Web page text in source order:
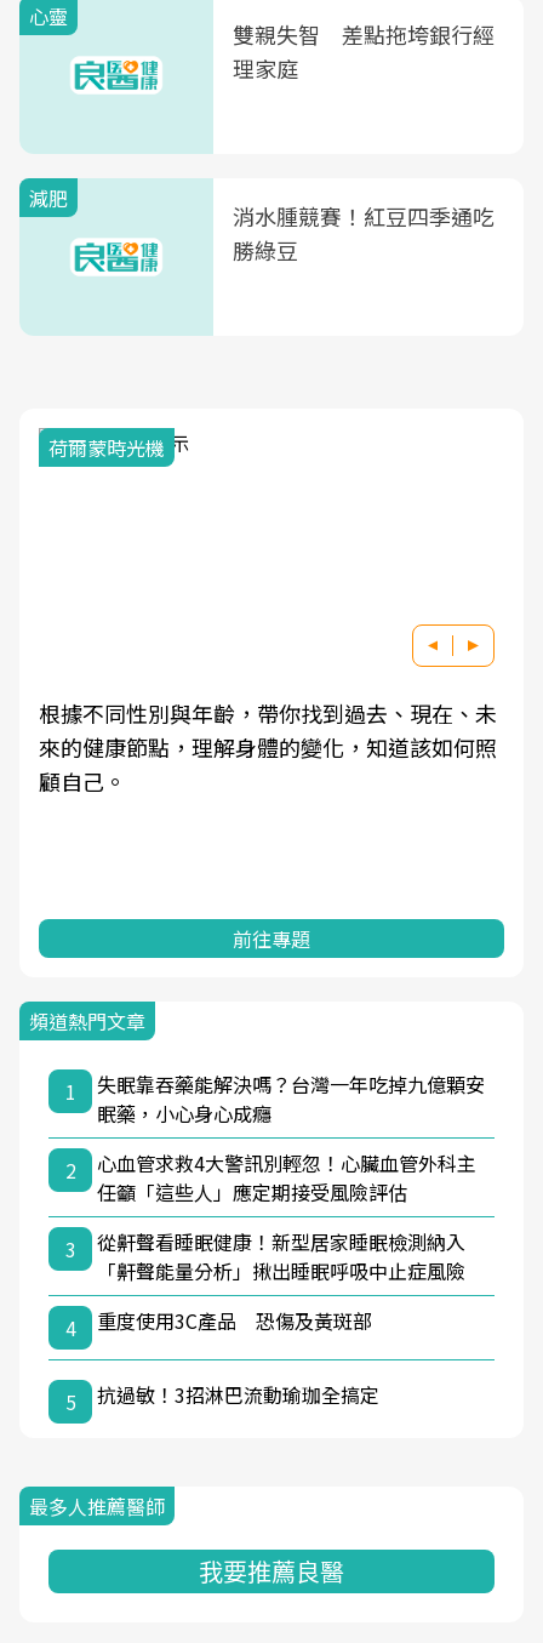
光田醫院建構360度女性健
康照護生態圈
心靈
雙親失智 差點拖垮銀行經
理家庭
減肥
消水腫競賽！紅豆四季通吃
勝綠豆
荷爾蒙時光機
根據不同性別與年齡，帶你找到過去、現在、未
來的健康節點，理解身體的變化，知道該如何照
顧自己。
前往專題
頻道熱門文章
1
失眠靠吞藥能解決嗎？台灣一年吃掉九億顆安
眠藥，小心身心成癮
2
心血管求救4大警訊別輕忽！心臟血管外科主
任籲「這些人」應定期接受風險評估
3
從鼾聲看睡眠健康！新型居家睡眠檢測納入
「鼾聲能量分析」揪出睡眠呼吸中止症風險
4
重度使用3C產品 恐傷及黃斑部
5 抗過敏！3招淋巴流動瑜珈全搞定
最多人推薦醫師
我要推薦良醫